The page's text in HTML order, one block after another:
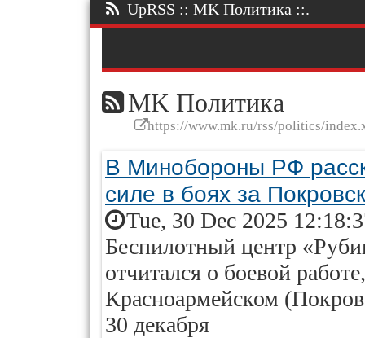
UpRSS :: MK Политика ::.
MK Политика
https://www.mk.ru/rss/politics/
В Минобороны РФ
силе в боях за Покровск
Tue, 30 Dec 2025
Беспилотный центр
отчитался о боевой
Красноармейском
30 декабря